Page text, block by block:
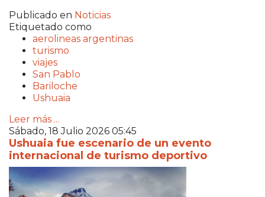
Publicado en Noticias
Etiquetado como
aerolineas argentinas
turismo
viajes
San Pablo
Bariloche
Ushuaia
Leer más ...
Sábado, 18 Julio 2026 05:45
Ushuaia fue escenario de un evento
internacional de turismo deportivo